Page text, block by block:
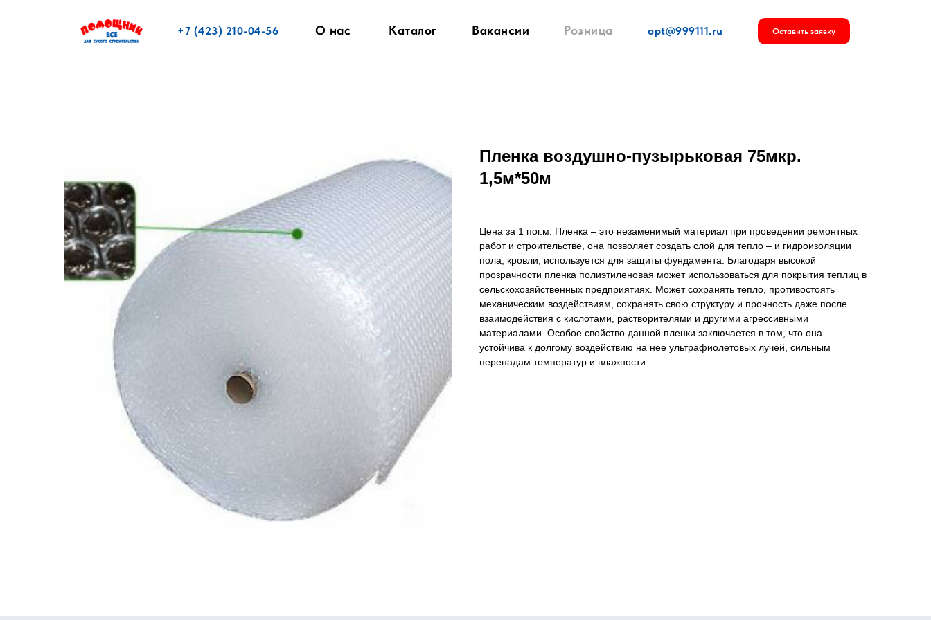
+7 (423) 210-04-56 Оставить заявку
opt@999111.ru
О нас Каталог Вакансии Розница
Пленка воздушно-пузырьковая 75мкр.
1,5м*50м
Цена за 1 пог.м. Пленка – это незаменимый материал при проведении ремонтных
работ и строительстве, она позволяет создать слой для тепло – и гидроизоляции
пола, кровли, используется для защиты фундамента. Благодаря высокой
прозрачности пленка полиэтиленовая может использоваться для покрытия теплиц в
сельскохозяйственных предприятиях. Может сохранять тепло, противостоять
механическим воздействиям, сохранять свою структуру и прочность даже после
взаимодействия с кислотами, растворителями и другими агрессивными
материалами. Особое свойство данной пленки заключается в том, что она
устойчива к долгому воздействию на нее ультрафиолетовых лучей, сильным
перепадам температур и влажности.